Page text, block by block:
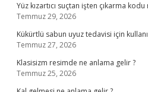
Yüz kızartıcı suçtan işten çıkarma
Temmuz 29, 2026
Kükürtlü sabun uyuz tedavisi için
Temmuz 27, 2026
Klasisizm resimde ne anlama gelir ?
Temmuz 25, 2026